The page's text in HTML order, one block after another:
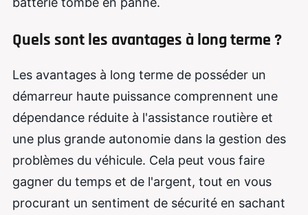
Quels sont les avantages à long terme ?
Les avantages à long terme de posséder un
démarreur haute puissance comprennent une
dépendance réduite à l'assistance routière et
une plus grande autonomie dans la gestion des
problèmes du véhicule. Cela peut vous faire
gagner du temps et de l'argent, tout en vous
procurant un sentiment de sécurité en sachant